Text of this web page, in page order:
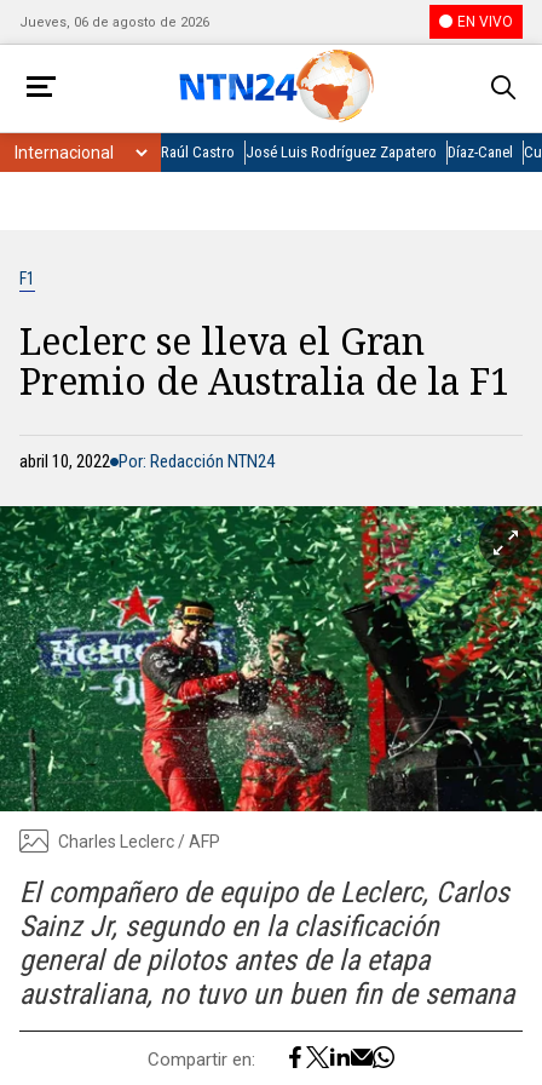
Jueves, 06 de agosto de 2026 EN VIVO
Raúl Castro José Luis Rodríguez Zapatero Díaz-Canel
F1
Leclerc se lleva el Gran
Premio de Australia de la F1
abril 10, 2022 Por: Redacción NTN24
Charles Leclerc / AFP
El compañero de equipo de Leclerc, Carlos
Sainz Jr, segundo en la clasificación
general de pilotos antes de la etapa
australiana, no tuvo un buen fin de semana
Compartir en: